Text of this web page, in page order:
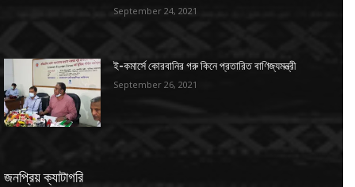
September 24, 2021
ই-কমার্সে কোরবানির গরু কিনে প্রতারিত বাণিজ্যমন্ত্রী
September 26, 2021
জনপ্রিয় ক্যাটাগরি